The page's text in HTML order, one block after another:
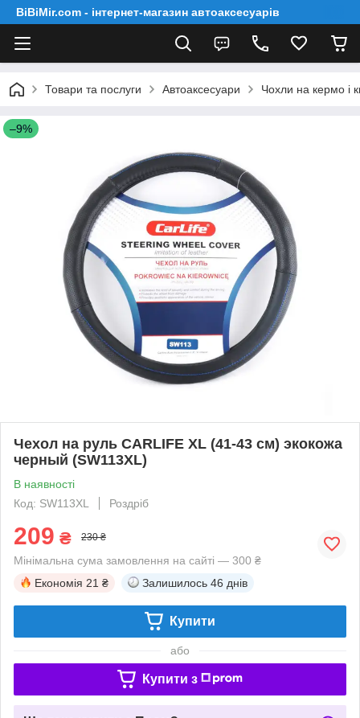
BiBiMir.com - інтернет-магазин автоаксесуарів
Товари та послуги Автоаксесуари Чохли на кермо і
–9%
Чехол на руль CARLIFE XL (41-43 см) экокожа
черный (SW113XL)
В наявності
Код: SW113XL
Роздріб
209 ₴ 230 ₴
Мінімальна сума замовлення на сайті — 300 ₴
Економія 21 ₴ Залишилось 46 днів
Купити
або
Купити з